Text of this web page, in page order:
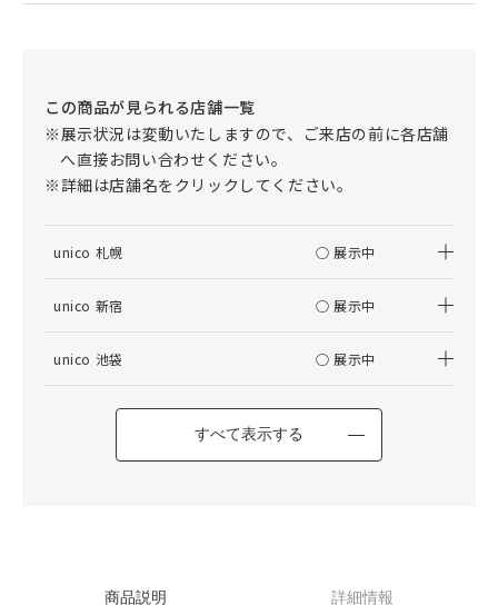
商品説明 詳細情報
この商品が見られる店舗一覧
※展示状況は変動いたしますので、ご来店の前に各店舗
へ直接お問い合わせください。
※詳細は店舗名をクリックしてください。
unico 札幌 ○ 展示中
unico 新宿 ○ 展示中
unico 池袋 ○ 展示中
すべて表示する